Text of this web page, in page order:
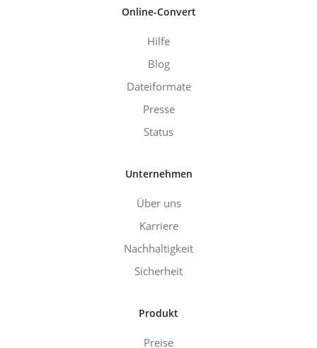
Online-Convert
Hilfe
Blog
Dateiformate
Presse
Status
Unternehmen
Über uns
Karriere
Nachhaltigkeit
Sicherheit
Produkt
Preise